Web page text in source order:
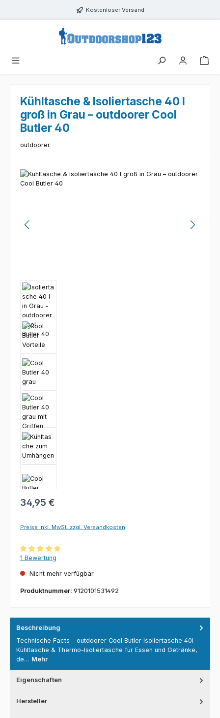
Zum Hauptinhalt springen Kostenloser Versand
Kühltasche & Isoliertasche 40 l
groß in Grau – outdoorer Cool
Butler 40
outdoorer
Bildergalerie überspringen
Regulärer Preis:
34,95 €
Preise inkl. MwSt. zzgl. Versandkosten
Durchschnittliche Bewertung von 5 von 5 Sternen
1 Bewertung
Nicht mehr verfügbar
Produktnummer: 9120101531492
Beschreibung
Technische Facts – outdoorer Cool Butler Isoliertasche 40l
Kühltasche & Thermo-Isoliertasche für Essen und Getränke,
de… Mehr
Eigenschaften
Hersteller